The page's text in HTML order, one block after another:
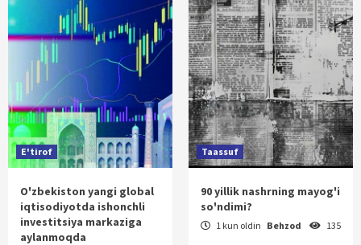
E'tirof
O'zbekiston yangi global
iqtisodiyotda ishonchli
investitsiya markaziga
aylanmoqda
Taassuf
90 yillik nashrning mayog'i
so'ndimi?
1 kun oldin Behzod 135